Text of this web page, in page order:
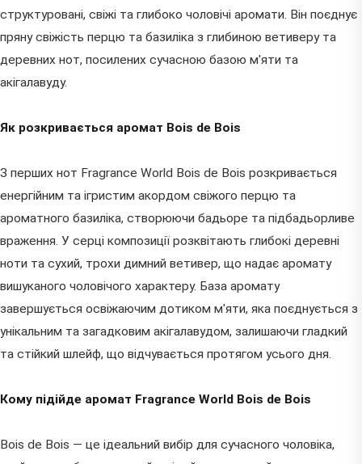
структуровані, свіжі та глибоко чоловічі аромати. Він поєднує
пряну свіжість перцю та базиліка з глибиною ветиверу та
деревних нот, посилених сучасною базою м'яти та
акігалавуду.
Як розкривається аромат Bois de Bois
З перших нот Fragrance World Bois de Bois розкривається
енергійним та ігристим акордом свіжого перцю та
ароматного базиліка, створюючи бадьоре та підбадьорливе
враження. У серці композиції розквітають глибокі деревні
ноти та сухий, трохи димний ветивер, що надає аромату
вишуканого чоловічого характеру. База аромату
завершується освіжаючим дотиком м'яти, яка поєднується з
унікальним та загадковим акігалавудом, залишаючи гладкий
та стійкий шлейф, що відчувається протягом усього дня.
Кому підійде аромат Fragrance World Bois de Bois
Bois de Bois — це ідеальний вибір для сучасного чоловіка,